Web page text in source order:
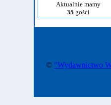
Aktualnie mamy
35 gości
© "Wydawnictwo